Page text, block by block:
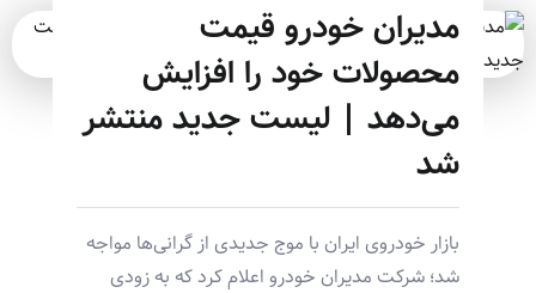
مدیران خودرو قیمت
محصولات خود را افزایش
می‌دهد | لیست جدید منتشر
شد
بازار خودروی ایران با موج جدیدی از گرانی‌ها مواجه
شد؛ شرکت مدیران خودرو اعلام کرد که به زودی